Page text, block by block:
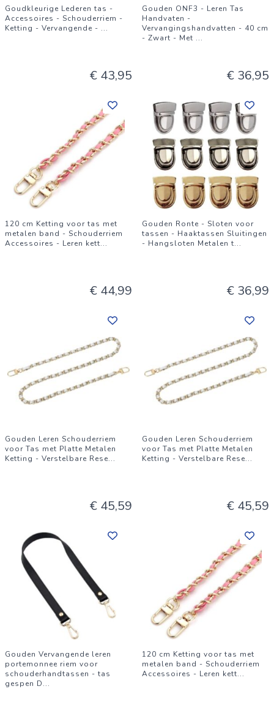
Goudkleurige Lederen tas -
Accessoires - Schouderriem -
Ketting - Vervangende - ...
€ 43,95
Gouden ONF3 - Leren Tas
Handvaten -
Vervangingshandvatten - 40 cm
- Zwart - Met ...
€ 36,95
120 cm Ketting voor tas met
metalen band - Schouderriem
Accessoires - Leren kett...
€ 44,99
Gouden Ronte - Sloten voor
tassen - Haaktassen Sluitingen
- Hangsloten Metalen t...
€ 36,99
Gouden Leren Schouderriem
voor Tas met Platte Metalen
Ketting - Verstelbare Rese...
€ 45,59
Gouden Leren Schouderriem
voor Tas met Platte Metalen
Ketting - Verstelbare Rese...
€ 45,59
Gouden Vervangende leren
portemonnee riem voor
schouderhandtassen - tas
gespen D...
120 cm Ketting voor tas met
metalen band - Schouderriem
Accessoires - Leren kett...